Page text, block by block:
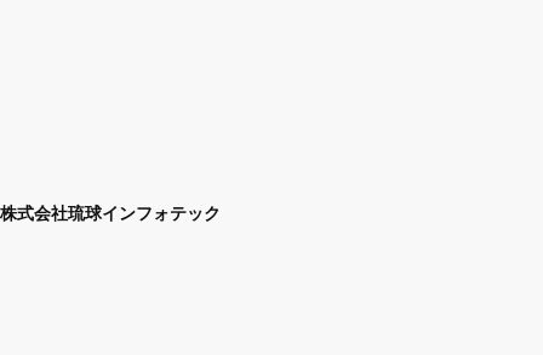
株式会社琉球インフォテック